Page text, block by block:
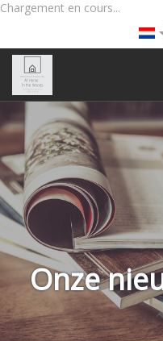
Chargement en cours...
Onze